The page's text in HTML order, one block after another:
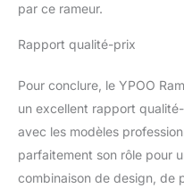
par ce rameur.
Rapport qualité-prix
Pour conclure, le YPOO
un excellent rapport
avec les modèles
parfaitement son rôle pour
combinaison de design, de